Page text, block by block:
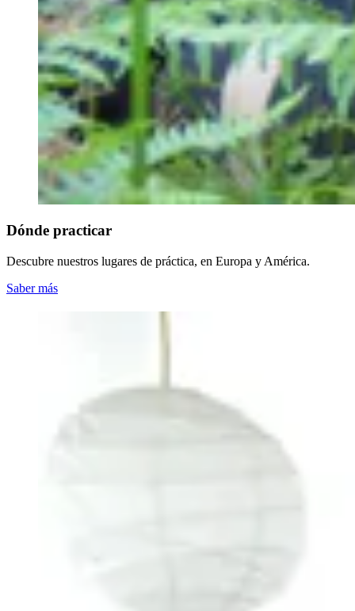
Dónde practicar
Descubre nuestros lugares de práctica, en Europa y América.
Saber más